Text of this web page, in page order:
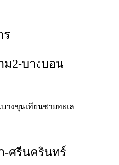
ร
ม2-บางบอน
บางขุนเทียนชายทะเล
-ศรีนครินทร์